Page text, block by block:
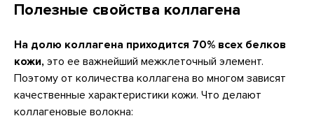
Полезные свойства коллагена
На долю коллагена приходится 70% всех белков
кожи, это ее важнейший межклеточный элемент.
Поэтому от количества коллагена во многом зависят
качественные характеристики кожи. Что делают
коллагеновые волокна: